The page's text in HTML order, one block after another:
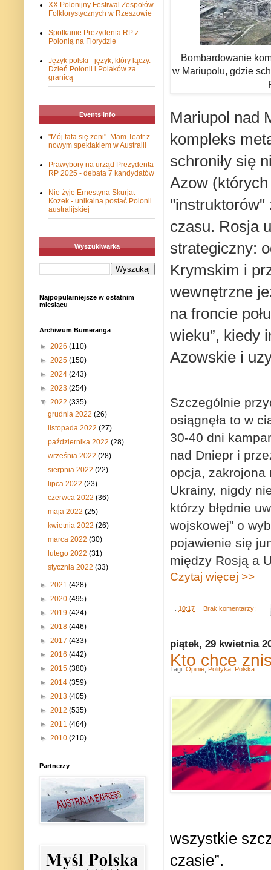
Bombardowanie
w Mariupolu, gdzie
Mariupol nad
kompleks
schroniły się
Azow
"instruktorów"
czasu. Rosja
strategiczny:
Krymskim i
wewnętrzne
na froncie
wieku”, kiedy
Azowskie i
Szczególnie
osiągnęła to w
30-40 dni
nad Dniepr i
opcja, zakrojona
Ukrainy, nigdy
którzy błędnie
wojskowej” o
pojawienie się
między Rosją a
Czytaj więcej >>
10:17 Brak komentarzy:
piątek, 29 kwietnia
Kto chce
wszystkie
czasie”.
Tagi: Opinie Polityka Polska
XX Polonijny Festiwal Zespołów
Folklorystycznych w Rzeszowie
Spotkanie Prezydenta RP z
Polonią na Florydzie
Język polski - język, który łączy.
Dzień Polonii i Polaków za
granicą
Events Info
"Mój tata się żeni". Mam Teatr z
nowym spektaklem w Australii
Prawybory na urząd Prezydenta
RP 2025 - debata 7 kandydatów
Nie żyje Ernestyna Skurjat-
Kozek - unikalna postać Polonii
australijskiej
Wyszukiwarka
Najpopularniejsze w ostatnim
miesiącu
Archiwum Bumeranga
► 2026 (110)
► 2025 (150)
► 2024 (243)
► 2023 (254)
▼ 2022 (335)
grudnia 2022(26)
listopada 2022(27)
października 2022(28)
września 2022(28)
sierpnia 2022(22)
lipca 2022(23)
czerwca 2022(36)
maja 2022(25)
kwietnia 2022(26)
marca 2022(30)
lutego 2022(31)
stycznia 2022(33)
► 2021 (428)
► 2020 (495)
► 2019 (424)
► 2018 (446)
► 2017 (433)
► 2016 (442)
► 2015 (380)
► 2014 (359)
► 2013 (405)
► 2012 (535)
► 2011 (464)
► 2010 (210)
Partnerzy